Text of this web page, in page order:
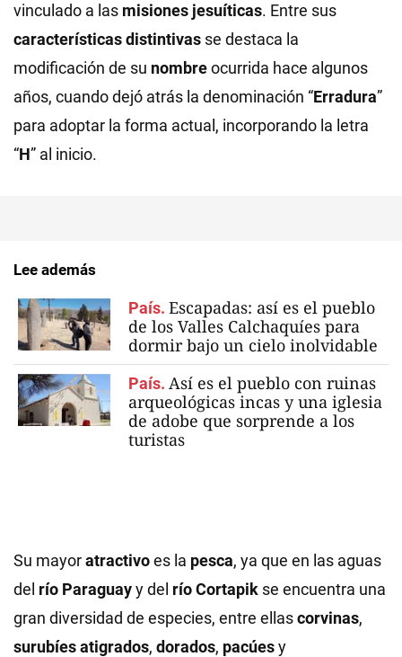
vinculado a las misiones jesuíticas. Entre sus
características distintivas se destaca la
modificación de su nombreocurrida hace algunos
años, cuando dejó atrás la denominación “Erradura”
para adoptar la forma actual, incorporando la letra
“H” al inicio.
Lee además
País. Escapadas: así es el pueblo
de los Valles Calchaquíes para
dormir bajo un cielo inolvidable
País. Así es el pueblo con ruinas
arqueológicas incas y una iglesia
de adobe que sorprende a los
turistas
Su mayoratractivoes la pesca, ya que en las aguas
del río Paraguayy del río Cortapik se encuentra una
gran diversidad de especies, entre ellascorvinas,
surubíes atigrados, dorados, pacúesy